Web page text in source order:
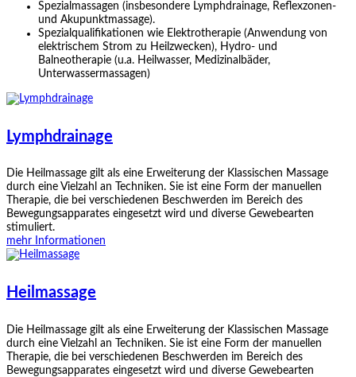
Spezialmassagen (insbesondere Lymphdrainage, Reflexzonen-
und Akupunktmassage).
Spezialqualifikationen wie Elektrotherapie (Anwendung von
elektrischem Strom zu Heilzwecken), Hydro- und
Balneotherapie (u.a. Heilwasser, Medizinalbäder,
Unterwassermassagen)
Lymphdrainage
Die Heilmassage gilt als eine Erweiterung der Klassischen Massage
durch eine Vielzahl an Techniken. Sie ist eine Form der manuellen
Therapie, die bei verschiedenen Beschwerden im Bereich des
Bewegungsapparates eingesetzt wird und diverse Gewebearten
stimuliert.
mehr Informationen
Heilmassage
Die Heilmassage gilt als eine Erweiterung der Klassischen Massage
durch eine Vielzahl an Techniken. Sie ist eine Form der manuellen
Therapie, die bei verschiedenen Beschwerden im Bereich des
Bewegungsapparates eingesetzt wird und diverse Gewebearten